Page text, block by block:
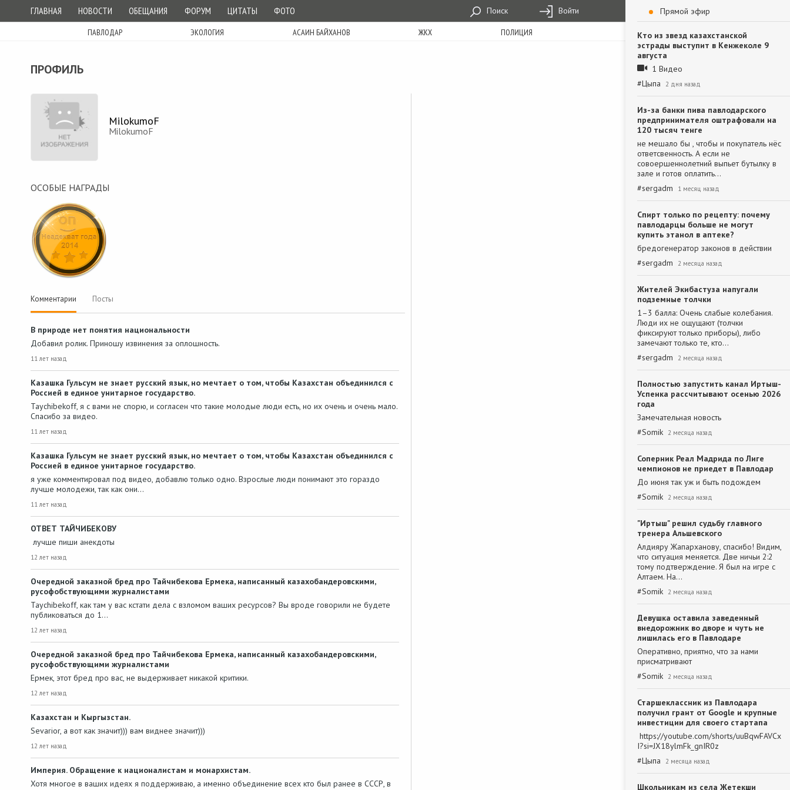
ГЛАВНАЯ НОВОСТИ ОБЕЩАНИЯ ФОРУМ ЦИТАТЫ ФОТО Поиск Войти
ПАВЛОДАР ЭКОЛОГИЯ АСАИН БАЙХАНОВ ЖКХ ПОЛИЦИЯ
ПРОФИЛЬ
MilokumoF
MilokumoF
ОСОБЫЕ НАГРАДЫ
Комментарии Посты
В природе нет понятия национальности
Добавил ролик. Приношу извинения за оплошность.
11 лет назад
Казашка Гульсум не знает русский язык, но мечтает о том, чтобы Казахстан объединился с
Россией в единое унитарное государство.
Taychibekoff, я с вами не спорю, и согласен что такие молодые люди есть, но их очень и очень мало.
Спасибо за видео.
11 лет назад
Казашка Гульсум не знает русский язык, но мечтает о том, чтобы Казахстан объединился с
Россией в единое унитарное государство.
я уже комментировал под видео, добавлю только одно. Взрослые люди понимают это гораздо
лучше молодежи, так как они…
11 лет назад
ОТВЕТ ТАЙЧИБЕКОВУ
лучше пиши анекдоты
12 лет назад
Очередной заказной бред про Тайчибекова Ермека, написанный казахобандеровскими,
русофобствующими журналистами
Taychibekoff, как там у вас кстати дела с взломом ваших ресурсов? Вы вроде говорили не будете
публиковаться до 1…
12 лет назад
Очередной заказной бред про Тайчибекова Ермека, написанный казахобандеровскими,
русофобствующими журналистами
Ермек, этот бред про вас, не выдерживает никакой критики.
12 лет назад
Казахстан и Кыргызстан.
Sevarior, а вот как значит))) вам виднее значит)))
12 лет назад
Империя. Обращение к националистам и монархистам.
Хотя многое в ваших идеях я поддерживаю, а именно объединение всех кто был ранее в СССР, в
Прямой эфир
Кто из звезд казахстанской
эстрады выступит в Кенжеколе 9
августа
1 Видео
#Цыпа 2 дня назад
Из-за банки пива павлодарского
предпринимателя оштрафовали на
120 тысяч тенге
не мешало бы , чтобы и покупатель нёс
ответсвенность. А если не
совоершеннолетний выпьет бутылку в
зале и готов оплатить…
#sergadm 1 месяц назад
Спирт только по рецепту: почему
павлодарцы больше не могут
купить этанол в аптеке?
бредогенератор законов в действии
#sergadm 2 месяца назад
Жителей Экибастуза напугали
подземные толчки
1–3 балла: Очень слабые колебания.
Люди их не ощущают (толчки
фиксируют только приборы), либо
замечают только те, кто…
#sergadm 2 месяца назад
Полностью запустить канал Иртыш-
Успенка рассчитывают осенью 2026
года
Замечательная новость
#Somik 2 месяца назад
Соперник Реал Мадрида по Лиге
чемпионов не приедет в Павлодар
До июня так уж и быть подождем
#Somik 2 месяца назад
"Иртыш" решил судьбу главного
тренера Альшевского
Алдияру Жапарханову, спасибо! Видим,
что ситуация меняется. Две ничьи 2:2
тому подтверждение. Я был на игре с
Алтаем. На…
#Somik 2 месяца назад
Девушка оставила заведенный
внедорожник во дворе и чуть не
лишилась его в Павлодаре
Оперативно, приятно, что за нами
присматривают
#Somik 2 месяца назад
Старшеклассник из Павлодара
получил грант от Google и крупные
инвестиции для своего стартапа
https://youtube.com/shorts/uuBqwFAVCx
I?si=JX18ylmFk_gnIR0z
#Цыпа 2 месяца назад
Школьникам из села Жетекши